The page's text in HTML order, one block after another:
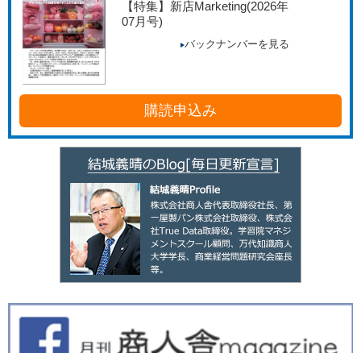
【特集】新店Marketing(2026年
07月号)
バックナンバーを見る
購読申込み